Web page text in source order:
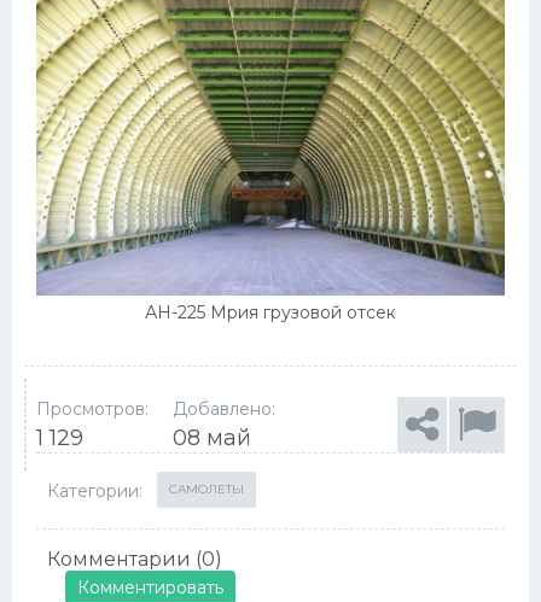
АН-225 Мрия грузовой отсек
Просмотров:
1 129
Добавлено:
08 май
Категории: САМОЛЕТЫ
Комментарии (0)
Комментировать